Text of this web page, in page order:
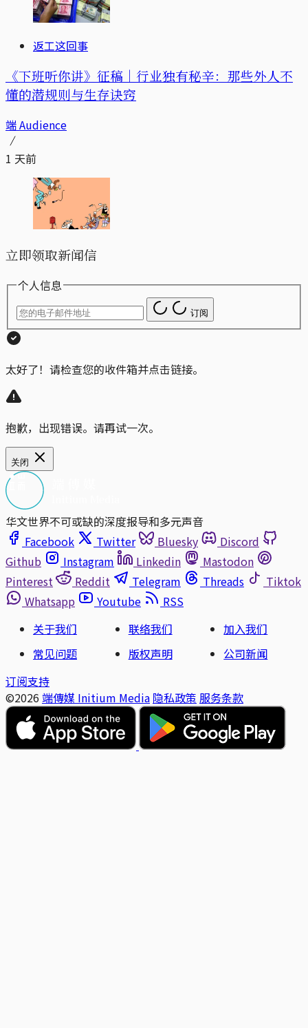
返工这回事
《下班听你讲》征稿｜行业独有秘辛：那些外人不
懂的潜规则与生存诀窍
端 Audience
1 天前
立即领取新闻信
个人信息
订阅
太好了！请检查您的收件箱并点击链接。
抱歉，出现错误。请再试一次。
关闭
华文世界不可或缺的深度报导和多元声音
Facebook
Twitter Bluesky
Discord
Github
Instagram Linkedin
Mastodon
Pinterest
Reddit Telegram Threads
Tiktok
Whatsapp
Youtube
RSS
关于我们
联络我们
加入我们
常见问题
版权声明
公司新闻
订阅支持
©2026 端傳媒 Initium Media 隐私政策 服务条款